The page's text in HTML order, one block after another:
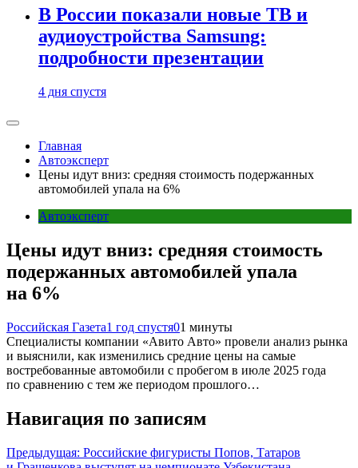
В России показали новые ТВ и
аудиоустройства Samsung:
подробности презентации
4 дня спустя
Главная
Автоэксперт
Цены идут вниз: средняя стоимость подержанных
автомобилей упала на 6%
Автоэксперт
Цены идут вниз: средняя стоимость
подержанных автомобилей упала
на 6%
Российская Газета1 год спустя01 минуты
Специалисты компании «Авито Авто» провели анализ рынка
и выяснили, как изменились средние цены на самые
востребованные автомобили с пробегом в июле 2025 года
по сравнению с тем же периодом прошлого…
Навигация по записям
Предыдущая: Российские фигуристы Попов, Татаров